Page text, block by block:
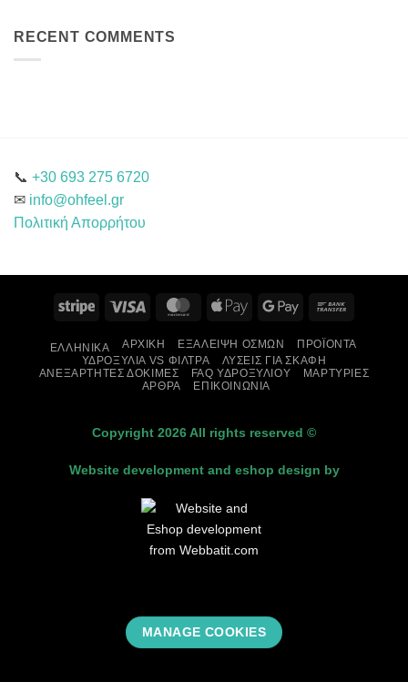
RECENT COMMENTS
📞 +30 693 275 6720
✉ info@ohfeel.gr
Πολιτική Απορρήτου
Stripe Visa MasterCardApple
Google
ΕΛΛΗΝΙΚΆ ΑΡΧΙΚΉ ΕΞΆΛΕΙΨΗ ΟΣΜΏΝ
ΠΡΟΪΌΝΤΑ
ΥΔΡΟΞΎΛΙΑ VS ΦΊΛΤΡΑ
ΛΎΣΕΙΣ ΓΙΑ ΣΚΆΦΗ
ΑΝΕΞΆΡΤΗΤΕΣ ΔΟΚΙΜΈΣ
FAQ ΥΔΡΟΞΥΛΊΟΥ
ΜΑΡΤΥΡΊΕΣ
ΆΡΘΡΑ
ΕΠΙΚΟΙΝΩΝΊΑ
Copyright 2026 All rights reserved ©
Website development and eshop design by
MANAGE COOKIES